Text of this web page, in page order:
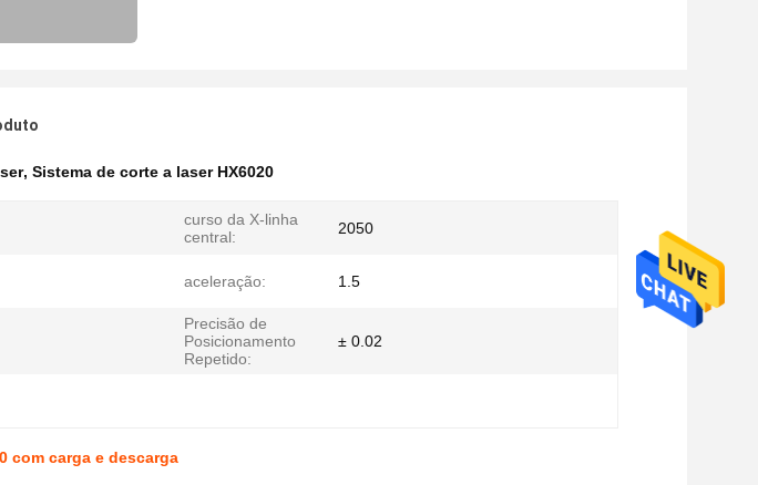
, Sistema de corte a laser HX6020
curso da X-linha
central:
2050
aceleração: 1.5
Precisão de
Posicionamento
Repetido:
± 0.02
com carga e descarga